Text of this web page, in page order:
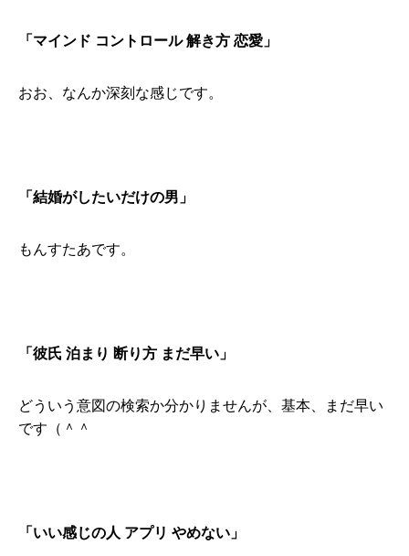
「マインド コントロール 解き方 恋愛」
おお、なんか深刻な感じです。
「結婚がしたいだけの男」
もんすたあです。
「彼氏 泊まり 断り方 まだ早い」
どういう意図の検索か分かりませんが、基本、まだ早い
です（＾＾
「いい感じの人 アプリ やめない」